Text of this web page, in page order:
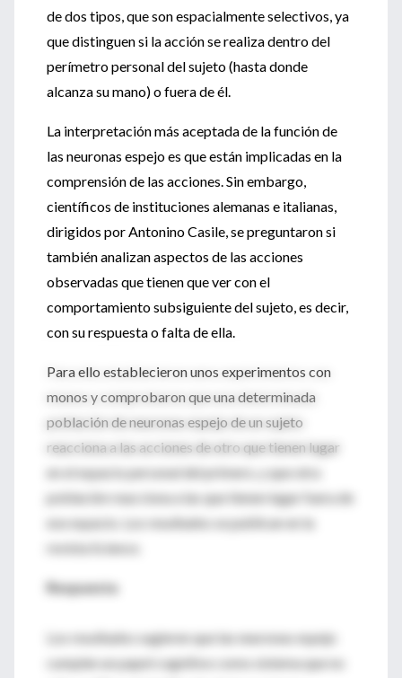
de dos tipos, que son espacialmente selectivos, ya
que distinguen si la acción se realiza dentro del
perímetro personal del sujeto (hasta donde
alcanza su mano) o fuera de él.
La interpretación más aceptada de la función de
las neuronas espejo es que están implicadas en la
comprensión de las acciones. Sin embargo,
científicos de instituciones alemanas e italianas,
dirigidos por Antonino Casile, se preguntaron si
también analizan aspectos de las acciones
observadas que tienen que ver con el
comportamiento subsiguiente del sujeto, es decir,
con su respuesta o falta de ella.
Para ello establecieron unos experimentos con
monos y comprobaron que una determinada
población de neuronas espejo de un sujeto
reacciona a las acciones de otro que tienen lugar
en el espacio personal del primero, y que otra
población reacciona a las que tienen lugar fuera de
ese espacio. Los resultados se publican en la
revista Science.
Respuesta
Los resultados sugieren que las neuronas espejo
cumplen un papel cognitivo como sistema que no